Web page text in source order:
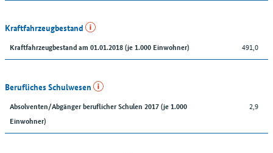
Kraftfahrzeugbestand
Kraftfahrzeugbestand am 01.01.2018 (je 1.000 Einwohner) 491,0
Berufliches Schulwesen
Absolventen/Abgänger beruflicher Schulen 2017 (je 1.000
Einwohner)
2,9